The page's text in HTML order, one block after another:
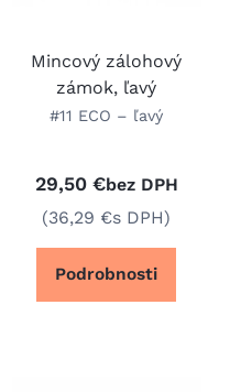
Mincový zálohový
zámok, ľavý
#11 ECO – ľavý
29,50 €bez DPH
(36,29 €s DPH)
Podrobnosti